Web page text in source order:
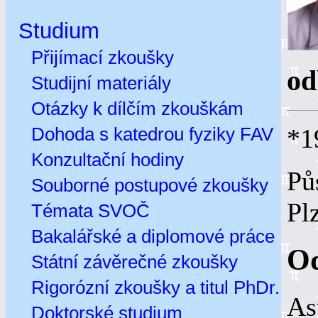
Studium
Přijímací zkoušky
Studijní materiály
Otázky k dílčím zkouškám
Dohoda s katedrou fyziky FAV
Konzultační hodiny
Souborné postupové zkoušky
Témata SVOČ
Bakalářské a diplomové práce
Státní závěrečné zkoušky
Rigorózní zkoušky a titul PhDr.
Doktorské studium